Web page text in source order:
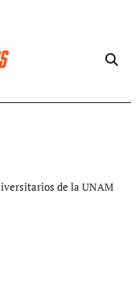
de la UNAM